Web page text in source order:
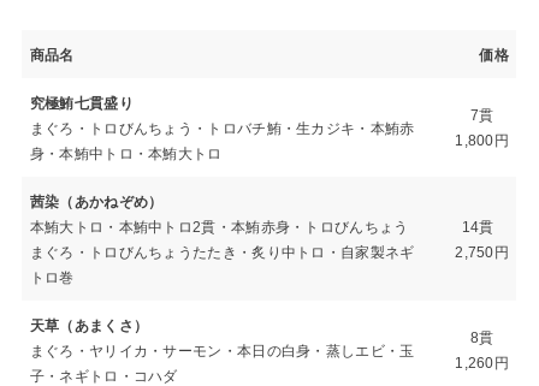
商品名 価格
究極鮪七貫盛り
まぐろ・トロびんちょう・トロバチ鮪・生カジキ・本鮪赤
身・本鮪中トロ・本鮪大トロ
7貫
1,800円
茜染（あかねぞめ）
本鮪大トロ・本鮪中トロ2貫・本鮪赤身・トロびんちょう
まぐろ・トロびんちょうたたき・炙り中トロ・自家製ネギ
トロ巻
14貫
2,750円
天草（あまくさ）
まぐろ・ヤリイカ・サーモン・本日の白身・蒸しエビ・玉
子・ネギトロ・コハダ
8貫
1,260円